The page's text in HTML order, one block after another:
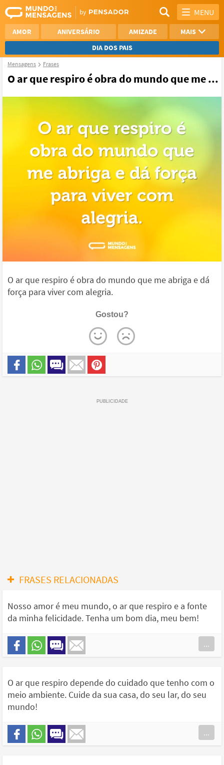
MENU
AMOR ANIVERSÁRIO AMIZADE
MAIS
DIA DOS PAIS
REFLEXÃO
AGRADECIMENTO
Mensagens Frases
O ar que respiro é obra do mundo que me ...
O ar que respiro é obra do mundo que me abriga e dá
força para viver com alegria.
Gostou?
FRASES RELACIONADAS
Nosso amor é meu mundo, o ar que respiro e a fonte
da minha felicidade. Tenha um bom dia, meu bem!
...
O ar que respiro depende do cuidado que tenho com o
meio ambiente. Cuide da sua casa, do seu lar, do seu
mundo!
...